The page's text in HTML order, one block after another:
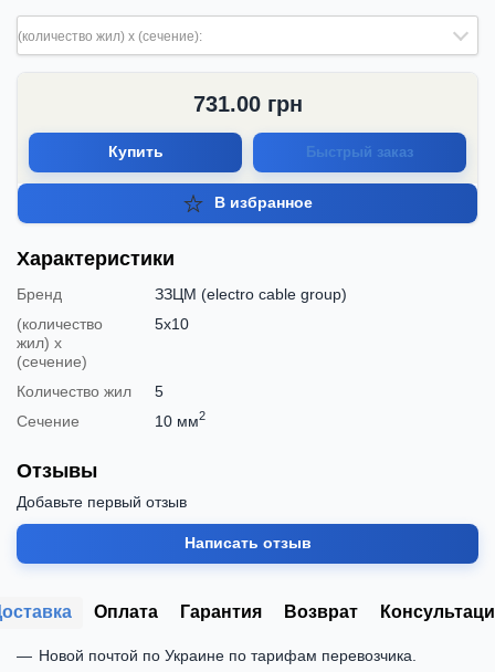
(количество жил) х (сечение):
731.00грн
Купить Быстрый заказ
В избранное
Характеристики
Бренд
ЗЗЦМ (electro cable group)
(количество
жил) х
(сечение)
5х10
Количество жил
5
Сечение
10 мм2
Отзывы
Добавьте первый отзыв
Написать отзыв
Оплата Гарантия Возврат
Новой почтой по Украине по тарифам перевозчика.